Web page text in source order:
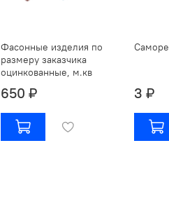
Фасонные изделия по
размеру заказчика
оцинкованные, м.кв
650 ₽ 3 ₽